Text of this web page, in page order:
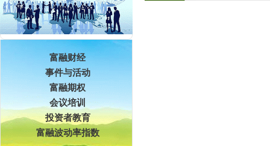
富融财经
事件与活动
富融期权
会议培训
投资者教育
富融波动率指数